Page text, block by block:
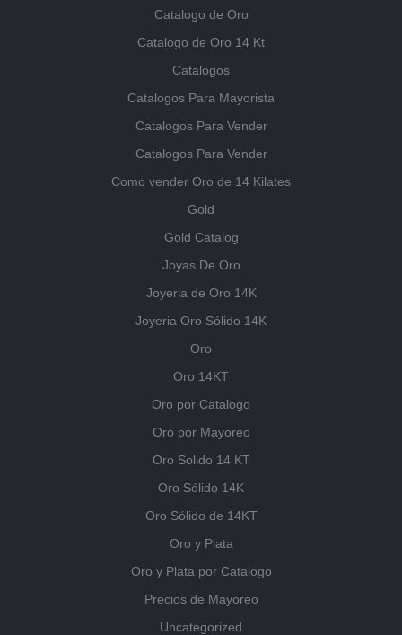
Catalogo de Oro
Catalogo de Oro 14 Kt
Catalogos
Catalogos Para Mayorista
Catalogos Para Vender
Catalogos Para Vender
Como vender Oro de 14 Kilates
Gold
Gold Catalog
Joyas De Oro
Joyeria de Oro 14K
Joyeria Oro Sólido 14K
Oro
Oro 14KT
Oro por Catalogo
Oro por Mayoreo
Oro Solido 14 KT
Oro Sólido 14K
Oro Sólido de 14KT
Oro y Plata
Oro y Plata por Catalogo
Precios de Mayoreo
Uncategorized